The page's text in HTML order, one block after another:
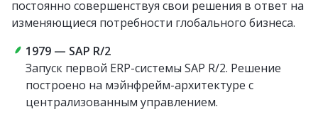
постоянно совершенствуя свои решения в ответ на
изменяющиеся потребности глобального бизнеса.
1979 — SAP R/2
Запуск первой ERP-системы SAP R/2. Решение
построено на мэйнфрейм-архитектуре с
централизованным управлением.